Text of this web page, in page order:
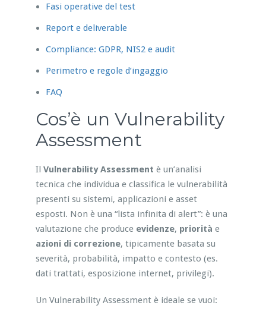
Fasi operative del test
Report e deliverable
Compliance: GDPR, NIS2 e audit
Perimetro e regole d’ingaggio
FAQ
Cos’è un Vulnerability
Assessment
Il Vulnerability Assessment è un’analisi
tecnica che individua e classifica le vulnerabilità
presenti su sistemi, applicazioni e asset
esposti. Non è una “lista infinita di alert”: è una
valutazione che produce evidenze, priorità e
azioni di correzione, tipicamente basata su
severità, probabilità, impatto e contesto (es.
dati trattati, esposizione internet, privilegi).
Un Vulnerability Assessment è ideale se vuoi: